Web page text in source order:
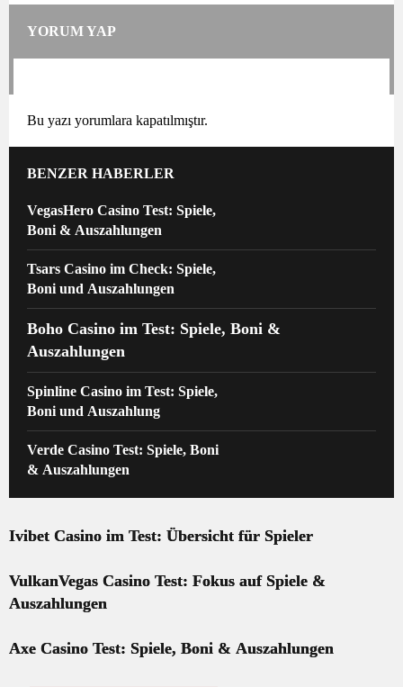
YORUM YAP
Bu yazı yorumlara kapatılmıştır.
BENZER HABERLER
VegasHero Casino Test: Spiele,
Boni & Auszahlungen
Tsars Casino im Check: Spiele,
Boni und Auszahlungen
Boho Casino im Test: Spiele, Boni &
Auszahlungen
Spinline Casino im Test: Spiele,
Boni und Auszahlung
Verde Casino Test: Spiele, Boni
& Auszahlungen
Ivibet Casino im Test: Übersicht für Spieler
VulkanVegas Casino Test: Fokus auf Spiele &
Auszahlungen
Axe Casino Test: Spiele, Boni & Auszahlungen